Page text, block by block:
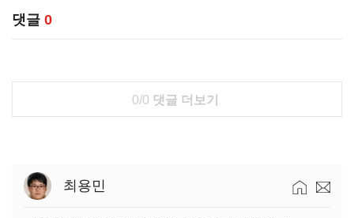
댓글 0
0/0 댓글 더보기
최용민